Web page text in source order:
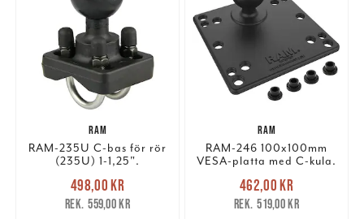
RAM
RAM-235U C-bas för rör
(235U) 1-1,25".
Nuvarande pris
498,00 krTidigare pris
559,00 kr
498,00 kr
559,00 kr
RAM
RAM-246 100x100mm
VESA-platta med C-kula.
Nuvarande pris
462,00 krTidigare pris
519,00 kr
462,00 kr
519,00 kr